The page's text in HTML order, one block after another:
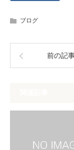
ブログ
前の記